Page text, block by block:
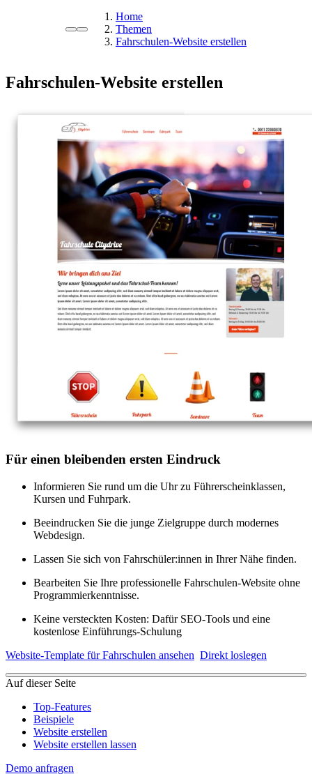
Home
Themen
Fahrschulen-Website erstellen
Fahrschulen-Website erstellen
Für einen bleibenden ersten Eindruck
Informieren Sie rund um die Uhr zu Führerscheinklassen,
Kursen und Fuhrpark.
Beeindrucken Sie die junge Zielgruppe durch modernes
Webdesign.
Lassen Sie sich von Fahrschüler:innen in Ihrer Nähe finden.
Bearbeiten Sie Ihre professionelle Fahrschulen-Website ohne
Programmierkenntnisse.
Keine versteckten Kosten: Dafür SEO-Tools und eine
kostenlose Einführungs-Schulung
Website-Template für Fahrschulen ansehen Direkt loslegen
Auf dieser Seite
Top-Features
Beispiele
Website erstellen
Website erstellen lassen
Demo anfragen